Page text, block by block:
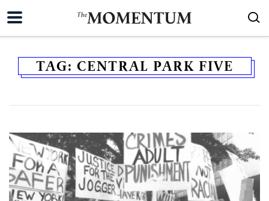
TAG: CENTRAL PARK FIVE